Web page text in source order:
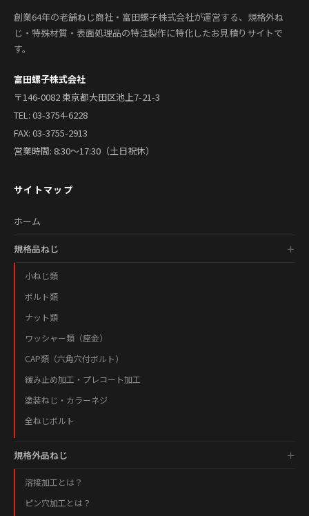
創業64年の老舗ねじ商社・富田螺子株式会社が運営する、規格外ね
じ・特殊材質・表面処理品の特注製作に特化したお見積りサイトで
す。
富田螺子株式会社
〒146-0082 東京都大田区池上7-21-3
TEL: 03-3754-6228
FAX: 03-3755-2913
営業時間: 8:30〜17:30（土日祝休）
サイトマップ
ホーム
規格品ねじ
小ねじ類
ボルト類
ナット類
ワッシャー類（座金）
CAP類（六角穴付ボルト）
緩み止め加工・プレコート加工
塗装ねじ・カラーネジ
全ねじボルト
規格外品ねじ
溶接加工とは？
ピン穴加工とは？